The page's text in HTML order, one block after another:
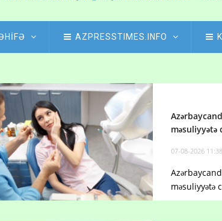
AZPRESSTIMES.INFO
məsuliyyətə
07-08-2026
məsuliyyətə